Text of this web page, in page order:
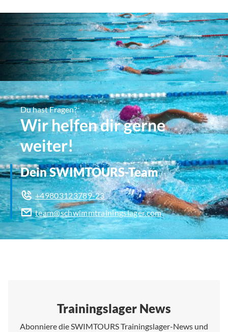
Du hast Fragen?
Wir helfen dir gerne
weiter!
Dein SWIMTOURS-Team
+49803123789-23
team@schwimmtrainingslager.com
Trainingslager News
Abonniere die SWIMTOURS Trainingslager-News und